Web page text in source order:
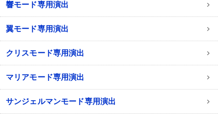
響モード専用演出
翼モード専用演出
クリスモード専用演出
マリアモード専用演出
サンジェルマンモード専用演出